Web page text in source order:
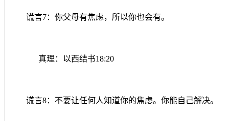
谎言7：你父母有焦虑，所以你也会有。
真理：以西结书18:20
谎言8：不要让任何人知道你的焦虑。你能自己解决。